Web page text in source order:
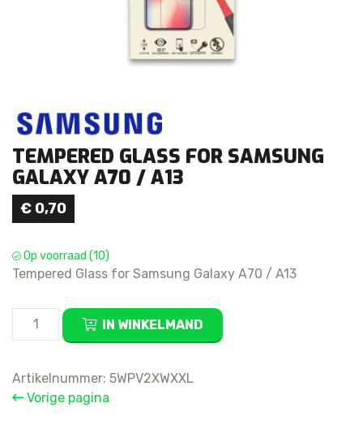
TEMPERED GLASS FOR SAMSUNG
GALAXY A70 / A13
€ 0,70
Op voorraad (10)
Tempered Glass for Samsung Galaxy A70 / A13
Tempered
Samsung
Galaxy
IN WINKELMAND
Artikelnummer: 5WPV2XWXXL
Vorige pagina